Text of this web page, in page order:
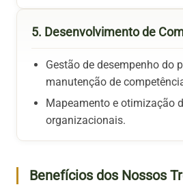
5. Desenvolvimento de
Gestão de desempenho do
manutenção de
Mapeamento e otimização
organizacionais.
Benefícios dos Nossos